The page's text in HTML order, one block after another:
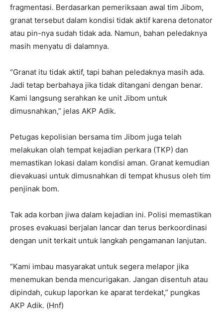
fragmentasi. Berdasarkan pemeriksaan awal tim Jibom,
granat tersebut dalam kondisi tidak aktif karena detonator
atau pin-nya sudah tidak ada. Namun, bahan peledaknya
masih menyatu di dalamnya.
“Granat itu tidak aktif, tapi bahan peledaknya masih ada.
Jadi tetap berbahaya jika tidak ditangani dengan benar.
Kami langsung serahkan ke unit Jibom untuk
dimusnahkan,” jelas AKP Adik.
Petugas kepolisian bersama tim Jibom juga telah
melakukan olah tempat kejadian perkara (TKP) dan
memastikan lokasi dalam kondisi aman. Granat kemudian
dievakuasi untuk dimusnahkan di tempat khusus oleh tim
penjinak bom.
Tak ada korban jiwa dalam kejadian ini. Polisi memastikan
proses evakuasi berjalan lancar dan terus berkoordinasi
dengan unit terkait untuk langkah pengamanan lanjutan.
“Kami imbau masyarakat untuk segera melapor jika
menemukan benda mencurigakan. Jangan disentuh atau
dipindah, cukup laporkan ke aparat terdekat,” pungkas
AKP Adik. (Hnf)